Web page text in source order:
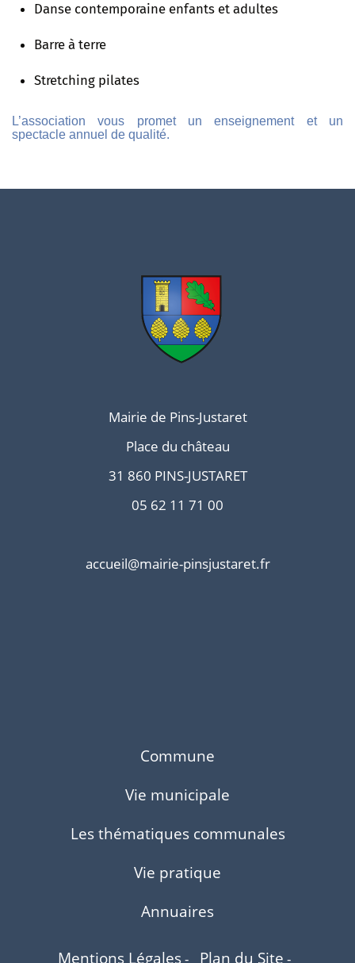
Danse contemporaine enfants et adultes
Barre à terre
Stretching pilates
L’association vous promet un enseignement et un
spectacle annuel de qualité.
Mairie de Pins-Justaret
Place du château
31 860 PINS-JUSTARET
05 62 11 71 00
accueil@mairie-pinsjustaret.fr
Commune
Vie municipale
Les thématiques communales
Vie pratique
Annuaires
Mentions Légales- Plan du Site -